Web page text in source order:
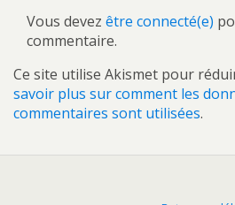
Vous devez être connecté(e)
commentaire.
Ce site utilise Akismet pour
savoir plus sur comment les
commentaires sont utilisées.